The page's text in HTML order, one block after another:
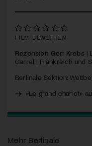
FILM BEWERTEN
Rezension Geri Krebs |
Garrel | Frankreich und
Berlinale Sektion:
«Le grand chariot»
Mehr Berlinale